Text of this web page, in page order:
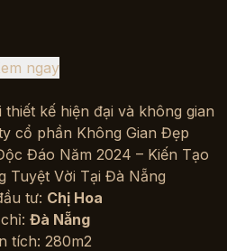
ngay
Đáo Năm 2024 – Kiến Tạo
Tuyệt Vời Tại Đà Nẵng
tư: Chị Hoa
Đà Nẵng
tích: 280m2